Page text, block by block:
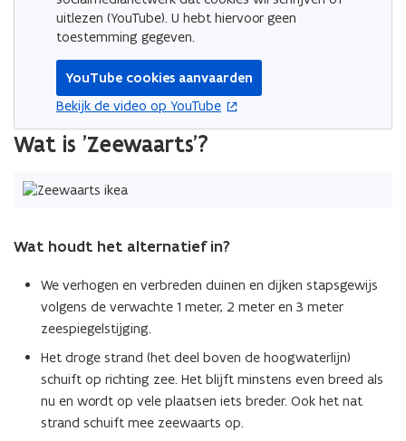
uitlezen (YouTube). U hebt hiervoor geen
toestemming gegeven.
YouTube cookies aanvaarden
Bekijk de video op YouTube
opent in nieuw venster
Wat is 'Zeewaarts'?
Wat houdt het alternatief in?
We verhogen en verbreden duinen en dijken stapsgewijs
volgens de verwachte 1 meter, 2 meter en 3 meter
zeespiegelstijging.
Het droge strand (het deel boven de hoogwaterlijn)
schuift op richting zee. Het blijft minstens even breed als
nu en wordt op vele plaatsen iets breder. Ook het nat
strand schuift mee zeewaarts op.